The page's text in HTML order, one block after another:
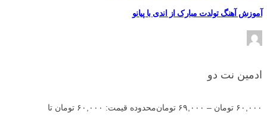
آموزش آهنگ تولدت مبارک از اندی با پیانو
ادمین نت دو
۶۰,۰۰۰ تومان – ۶۹,۰۰۰ تومان
محدوده قیمت: ۶۰,۰۰۰ تومان تا